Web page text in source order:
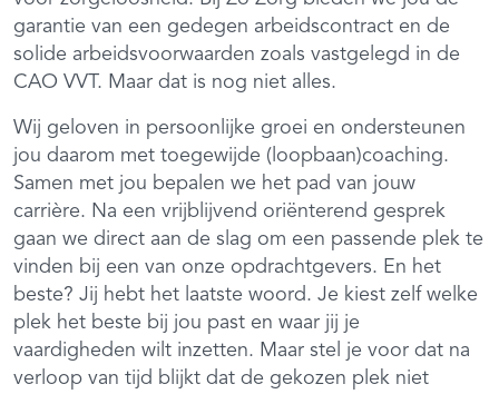
garantie van een gedegen arbeidscontract en de
solide arbeidsvoorwaarden zoals vastgelegd in de
CAO VVT. Maar dat is nog niet alles.
Wij geloven in persoonlijke groei en ondersteunen
jou daarom met toegewijde (loopbaan)coaching.
Samen met jou bepalen we het pad van jouw
carrière. Na een vrijblijvend oriënterend gesprek
gaan we direct aan de slag om een passende plek te
vinden bij een van onze opdrachtgevers. En het
beste? Jij hebt het laatste woord. Je kiest zelf welke
plek het beste bij jou past en waar jij je
vaardigheden wilt inzetten. Maar stel je voor dat na
verloop van tijd blijkt dat de gekozen plek niet